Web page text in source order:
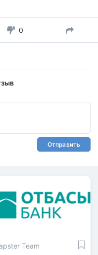
0
Отправить
Team